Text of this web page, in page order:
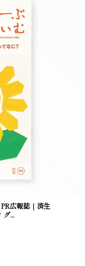
広報誌｜済生
グ...